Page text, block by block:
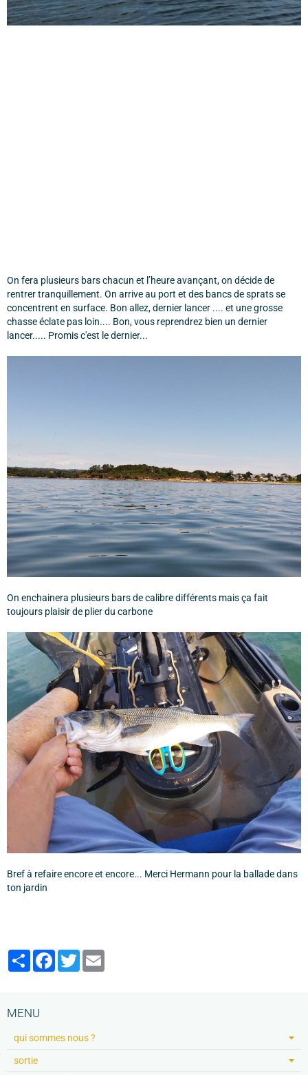
On fera plusieurs bars chacun et l’heure avançant, on décide de
rentrer tranquillement. On arrive au port et des bancs de sprats se
concentrent en surface. Bon allez, dernier lancer .... et une grosse
chasse éclate pas loin.... Bon, vous reprendrez bien un dernier
lancer..... Promis c'est le dernier...
On enchainera plusieurs bars de calibre différents mais ça fait
toujours plaisir de plier du carbone
Bref à refaire encore et encore... Merci Hermann pour la ballade dans
ton jardin
PartagerFacebook
Twitter
MENU
qui sommes nous ?
sortie